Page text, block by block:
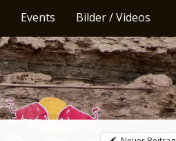
Events Bilder / Videos